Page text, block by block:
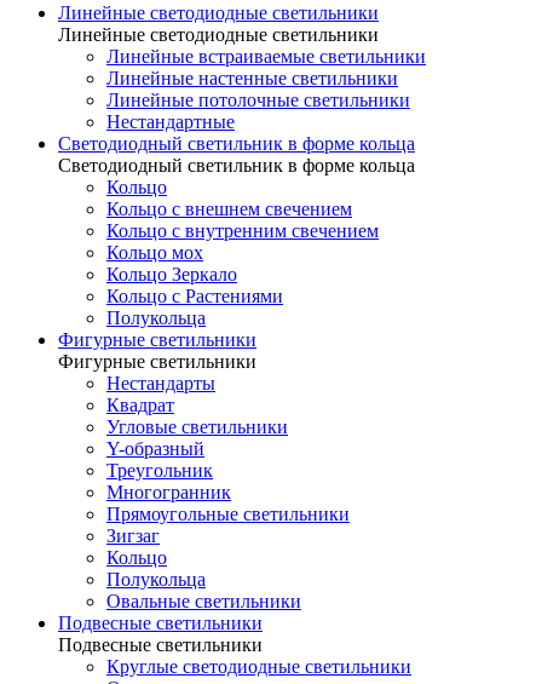
Линейные светодиодные светильники
Линейные светодиодные светильники
Линейные встраиваемые светильники
Линейные настенные светильники
Линейные потолочные светильники
Нестандартные
Светодиодный светильник в форме кольца
Светодиодный светильник в форме кольца
Кольцо
Кольцо с внешнем свечением
Кольцо с внутренним свечением
Кольцо мох
Кольцо Зеркало
Кольцо с Растениями
Полукольца
Фигурные светильники
Фигурные светильники
Нестандарты
Квадрат
Угловые светильники
Y-образный
Треугольник
Многогранник
Прямоугольные светильники
Зигзаг
Кольцо
Полукольца
Овальные светильники
Подвесные светильники
Подвесные светильники
Круглые светодиодные светильники